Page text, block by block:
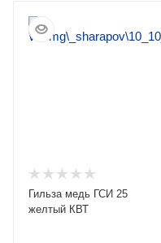
Гильза медь ГСИ 25
желтый КВТ